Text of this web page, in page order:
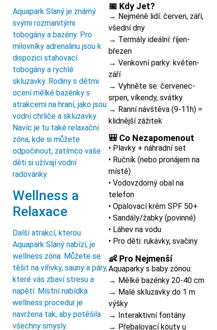
Aquapark Slaný je známý
svými rozmanitými
tobogány a bazény. Pro
milovníky adrenalinu jsou k
dispozici stahovací
tobogány a rychlé
skluzavky. Rodiny s dětmi
ocení mělké bazénky s
atrakcemi na hraní, jako jsou
vodní chrliče a skluzavky.
Navíc je tu také relaxační
zóna, kde si můžete
odpočinout, zatímco vaše
děti si užívají vodní
radovánky.
Wellness a
Relaxace
Další atrakcí, kterou
Aquapark Slaný nabízí, je
wellness zóna. Můžete se
těšit na vířivky, sauny a páry,
které vás zbaví stresu a
napětí. Místní nabídka
wellness procedur je
navržena tak, aby potěšila
všechny smysly.
📅 Kdy Jet?
→ Nejméně lidí: červen, září,
všední dny
→ Termály ideální: říjen-
březen
→ Venkovní parky: květen-
září
→ Vyhněte se: červenec-
srpen, víkendy, svátky
→ Ranní návštěva (9-11h) =
klidnější zážitek
🎒 Co Nezapomenout
• Plavky + náhradní set
• Ručník (nebo pronájem na
místě)
• Vodovzdorný obal na
telefon
• Opalovací krém SPF 50+
• Sandály/žabky (povinné)
• Láhev na vodu
• Pro děti: rukávky, svačiny
👶 Pro Nejmenší
Aquaparky s baby zónou:
→ Mělké bazénky 20-40 cm
→ Malé skluzavky do 1 m
výšky
→ Interaktivní fontány
→ Přebalovací kouty u